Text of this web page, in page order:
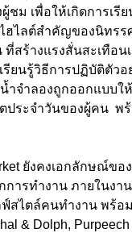
ชม เพื่อให้เกิดการเรี
ฮไลต์สำคัญของนิทรร
ที่สร้างแรงสั่นสะเทือน
ยนรู้วิธีการปฏิบัติตัวอ
ำจำลองถูกออกแบบใ
ประจำวันของผู้คน พ
ยังคงเอกลักษณ์ขอ
ารทำงาน ภายในงา
ฟ์สไตล์คนทำงาน พร้อ
& Dolph, Purpeech